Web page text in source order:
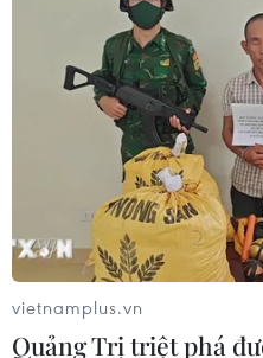
vietnamplus.vn
Quảng Trị triệt phá